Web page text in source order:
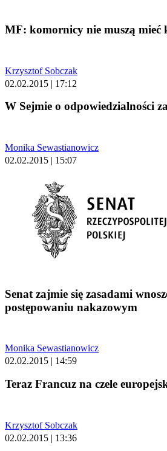
MF: komornicy nie muszą mieć
Krzysztof Sobczak
02.02.2015 | 17:12
W Sejmie o odpowiedzialności
Monika Sewastianowicz
02.02.2015 | 15:07
Senat zajmie się zasadami
postępowaniu nakazowym
Monika Sewastianowicz
02.02.2015 | 14:59
Teraz Francuz na czele
Krzysztof Sobczak
02.02.2015 | 13:36